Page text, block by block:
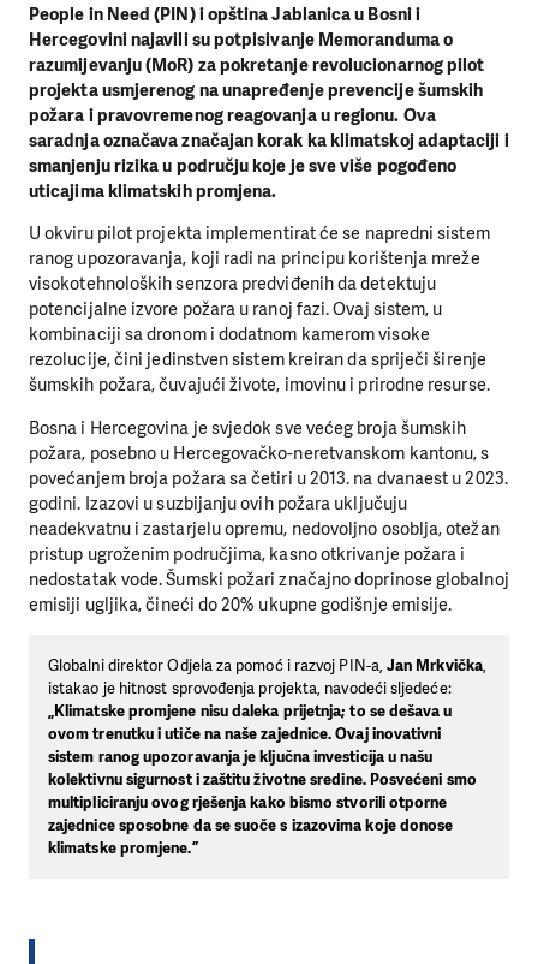
People in Need (PIN) i opština Jablanica u Bosni i
Hercegovini najavili su potpisivanje Memoranduma o
razumijevanju (MoR) za pokretanje revolucionarnog pilot
projekta usmjerenog na unapređenje prevencije šumskih
požara i pravovremenog reagovanja u regionu. Ova
saradnja označava značajan korak ka klimatskoj adaptaciji i
smanjenju rizika u području koje je sve više pogođeno
uticajima klimatskih promjena.
U okviru pilot projekta implementirat će se napredni sistem
ranog upozoravanja, koji radi na principu korištenja mreže
visokotehnoloških senzora predviđenih da detektuju
potencijalne izvore požara u ranoj fazi. Ovaj sistem, u
kombinaciji sa dronom i dodatnom kamerom visoke
rezolucije, čini jedinstven sistem kreiran da spriječi širenje
šumskih požara, čuvajući živote, imovinu i prirodne resurse.
Bosna i Hercegovina je svjedok sve većeg broja šumskih
požara, posebno u Hercegovačko-neretvanskom kantonu, s
povećanjem broja požara sa četiri u 2013. na dvanaest u 2023.
godini. Izazovi u suzbijanju ovih požara uključuju
neadekvatnu i zastarjelu opremu, nedovoljno osoblja, otežan
pristup ugroženim područjima, kasno otkrivanje požara i
nedostatak vode. Šumski požari značajno doprinose globalnoj
emisiji ugljika, čineći do 20% ukupne godišnje emisije.
Globalni direktor Odjela za pomoć i razvoj PIN-a, Jan Mrkvička,
istakao je hitnost sprovođenja projekta, navodeći sljedeće:
„Klimatske promjene nisu daleka prijetnja; to se dešava u
ovom trenutku i utiče na naše zajednice. Ovaj inovativni
sistem ranog upozoravanja je ključna investicija u našu
kolektivnu sigurnost i zaštitu životne sredine. Posvećeni smo
multipliciranju ovog rješenja kako bismo stvorili otporne
zajednice sposobne da se suoče s izazovima koje donose
klimatske promjene.”